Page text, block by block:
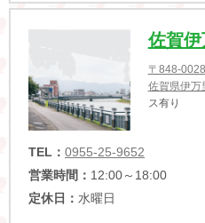
佐賀
〒848-0028
佐賀県伊万
ス有り
TEL： 0955-25-9652
営業時間： 12:00～18:00
定休日： 水曜日